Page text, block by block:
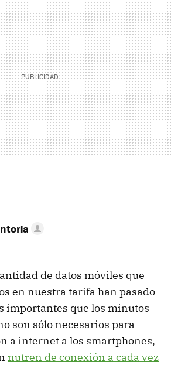
MAIL
de datos móviles que
en nuestra tarifa han pasado
importantes que los minutos
son sólo necesarios para
a internet a los smartphones,
nutren de conexión a cada vez